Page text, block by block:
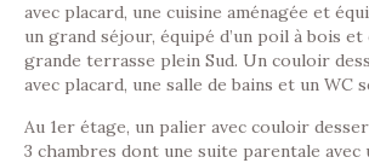
avec placard, une cuisine aménagée et
un grand séjour, équipé d’un poil à bois
grande terrasse plein Sud. Un couloir
avec placard, une salle de bains et un WC
Au 1er étage, un palier avec couloir
3 chambres dont une suite parentale avec